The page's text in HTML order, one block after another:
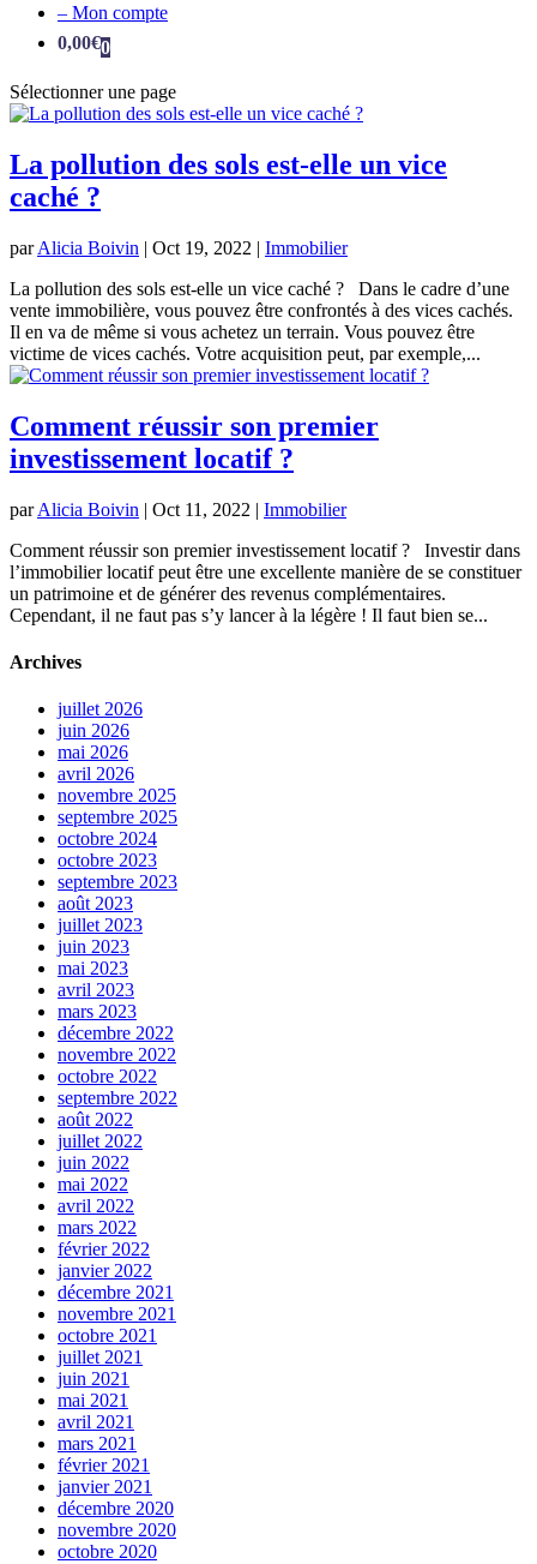
– Mon compte
0,00€0
Sélectionner une page
La pollution des sols est-elle un vice
caché ?
parAlicia Boivin | Oct 19, 2022 | Immobilier
La pollution des sols est-elle un vice caché ? Dans le cadre d’une
vente immobilière, vous pouvez être confrontés à des vices cachés.
Il en va de même si vous achetez un terrain. Vous pouvez être
victime de vices cachés. Votre acquisition peut, par exemple,...
Comment réussir son premier
investissement locatif ?
parAlicia Boivin | Oct 11, 2022 | Immobilier
Comment réussir son premier investissement locatif ? Investir dans
l’immobilier locatif peut être une excellente manière de se constituer
un patrimoine et de générer des revenus complémentaires.
Cependant, il ne faut pas s’y lancer à la légère ! Il faut bien se...
Archives
juillet 2026
juin 2026
mai 2026
avril 2026
novembre 2025
septembre 2025
octobre 2024
octobre 2023
septembre 2023
août 2023
juillet 2023
juin 2023
mai 2023
avril 2023
mars 2023
décembre 2022
novembre 2022
octobre 2022
septembre 2022
août 2022
juillet 2022
juin 2022
mai 2022
avril 2022
mars 2022
février 2022
janvier 2022
décembre 2021
novembre 2021
octobre 2021
juillet 2021
juin 2021
mai 2021
avril 2021
mars 2021
février 2021
janvier 2021
décembre 2020
novembre 2020
octobre 2020